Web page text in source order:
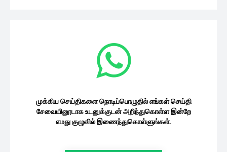
முக்கிய செய்திகளை நொடிப்பொழுதில் எங்கள் செய்தி
சேவையினூடாக உடனுக்குடன் அறிந்துகொள்ள இன்றே
எமது குழுவில் இணைந்துகொள்ளுங்கள்.